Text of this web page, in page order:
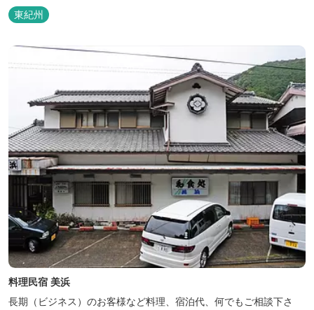
東紀州
料理民宿 美浜
長期（ビジネス）のお客様など料理、宿泊代、何でもご相談下さ